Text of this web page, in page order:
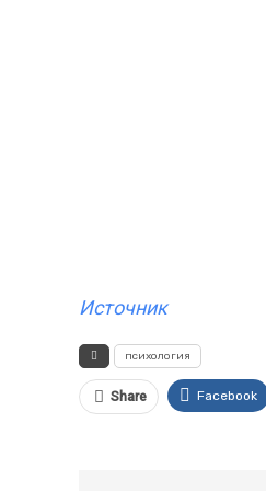
Источник
психология
Share Facebook